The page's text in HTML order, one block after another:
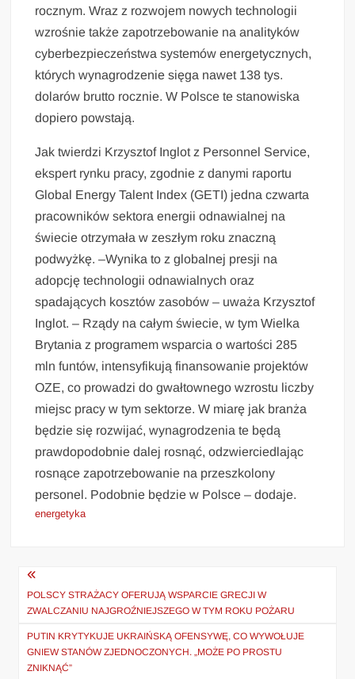
rocznym. Wraz z rozwojem nowych technologii
wzrośnie także zapotrzebowanie na analityków
cyberbezpieczeństwa systemów energetycznych,
których wynagrodzenie sięga nawet 138 tys.
dolarów brutto rocznie. W Polsce te stanowiska
dopiero powstają.
Jak twierdzi Krzysztof Inglot z Personnel Service,
ekspert rynku pracy, zgodnie z danymi raportu
Global Energy Talent Index (GETI) jedna czwarta
pracowników sektora energii odnawialnej na
świecie otrzymała w zeszłym roku znaczną
podwyżkę. –Wynika to z globalnej presji na
adopcję technologii odnawialnych oraz
spadających kosztów zasobów – uważa Krzysztof
Inglot. – Rządy na całym świecie, w tym Wielka
Brytania z programem wsparcia o wartości 285
mln funtów, intensyfikują finansowanie projektów
OZE, co prowadzi do gwałtownego wzrostu liczby
miejsc pracy w tym sektorze. W miarę jak branża
będzie się rozwijać, wynagrodzenia te będą
prawdopodobnie dalej rosnąć, odzwierciedlając
rosnące zapotrzebowanie na przeszkolony
personel. Podobnie będzie w Polsce – dodaje.
energetyka
Nawigacja
wpisu
POLSCY STRAŻACY OFERUJĄ WSPARCIE GRECJI W
ZWALCZANIU NAJGROŹNIEJSZEGO W TYM ROKU POŻARU
PUTIN KRYTYKUJE UKRAIŃSKĄ OFENSYWĘ, CO WYWOŁUJE
GNIEW STANÓW ZJEDNOCZONYCH. „MOŻE PO PROSTU
ZNIKNĄĆ”